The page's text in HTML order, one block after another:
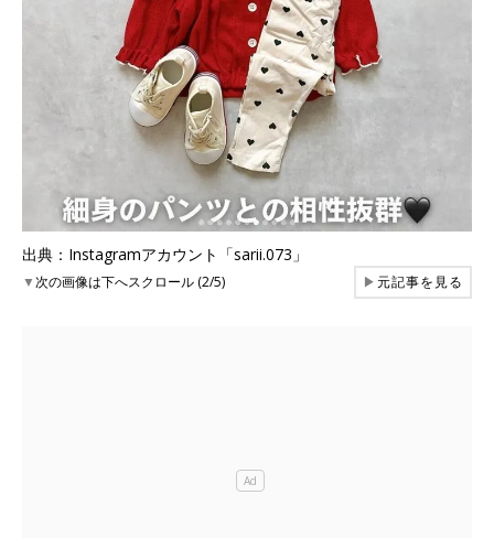
出典：Instagramアカウント「sarii.073」
▼次の画像は下へスクロール (2/5) ▶元記事を見る